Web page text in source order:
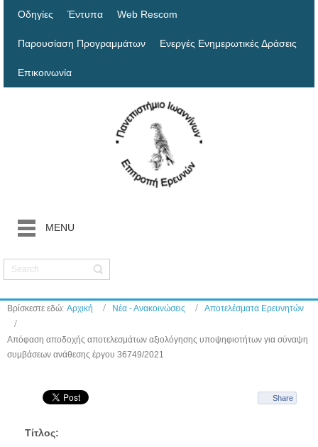
Οδηγίες Έντυπα Web Rescom
Παρουσίαση Προγραμμάτων Ενεργές Ενημερωτικές Δράσεις
Επικοινωνία
MENU
Βρίσκεστε εδώ: Αρχική Νέα - Ανακοινώσεις Αποτελέσματα Ερευνητών
Απόφαση αποδοχής αποτελεσμάτων αξιολόγησης υποψηφιοτήτων για σύναψη
συμβάσεων ανάθεσης έργου 36749/2021
Share
Τίτλος: